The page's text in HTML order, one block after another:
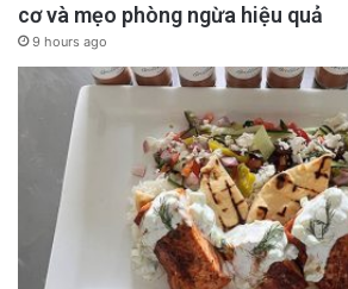
cơ và mẹo phòng ngừa hiệu quả
9 hours ago